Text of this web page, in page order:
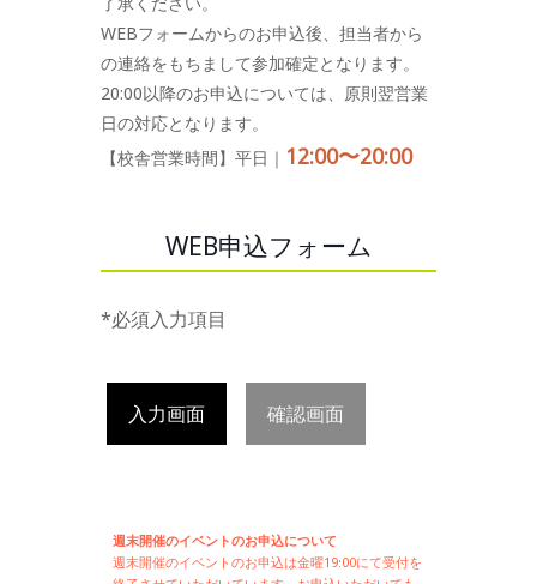
WEBフォームからのお申込後、担当者から
の連絡をもちまして参加確定となります。
20:00以降のお申込については、原則翌営業
日の対応となります。
【校舎営業時間】平日｜ 12:00〜20:00
WEB申込フォーム
*必須入力項目
入力画面 確認画面
週末開催のイベントのお申込について
週末開催のイベントのお申込は金曜19:00にて受付を